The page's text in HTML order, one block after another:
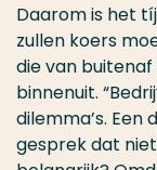
Daarom is het
zullen koers
die van
binnenuit.
dilemma’s.
gesprek dat